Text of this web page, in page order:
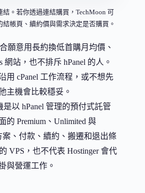
結。若你透過連結購買，TechMoon 可
帳頁、續約價與需求決定是否購買。
願意用長約換低首購月均價、
網站，也不排斥 hPanel 的人。
用 cPanel 工作流程，或不想先
主機會比較穩妥。
是以 hPanel 管理的預付式託管
的 Premium、Unlimited 與
案、付款、續約、搬遷和退出條
VPS，也不代表 Hostinger 會代
與營運工作。